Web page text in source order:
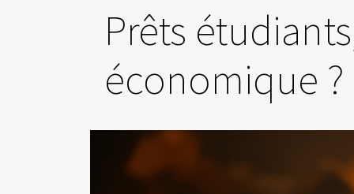
Prêts
économique ?